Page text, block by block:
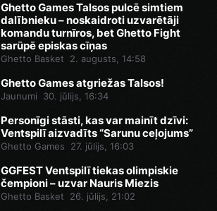
Ghetto Games Talsos pulcē simtiem
dalībnieku – noskaidroti uzvarētāji
komandu turnīros, bet Ghetto Fight
sarūpē episkas cīņas
Ghetto Basket 2. augusts, 14:58
Ghetto Games atgriežas Talsos!
Jaunumi 30. jūlijs, 16:34
Personīgi stāsti, kas var mainīt dzīvi:
Ventspilī aizvadīts “Sarunu ceļojums”
Ghetto Games 27. jūlijs, 16:03
GGFEST Ventspilī tiekas olimpiskie
čempioni – uzvar Nauris Miezis
Ghetto Basket 26. jūlijs, 21:02